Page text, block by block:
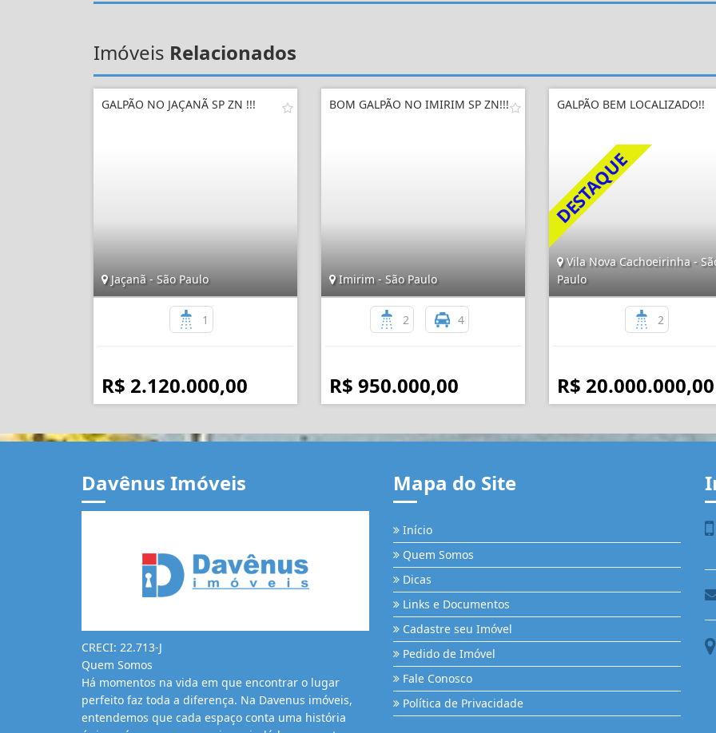
Imóveis Relacionados
GALPÃO NO JAÇANÃ SP ZN !!!
Jaçanã - São Paulo
1
R$ 2.120.000,00
BOM GALPÃO NO IMIRIM SP ZN!!!
Imirim - São Paulo
2 4
R$ 950.000,00
GALPÃO BEM LOCALIZADO!!
Vila Nova Cachoeirinha -
Paulo
2
R$ 20.000.000,00
Davênus Imóveis
CRECI: 22.713-J
Quem Somos
Há momentos na vida em que encontrar o lugar
perfeito faz toda a diferença. Na Davenus imóveis,
entendemos que cada espaço conta uma história
Mapa do Site
Início
Quem Somos
Dicas
Links e Documentos
Cadastre seu Imóvel
Pedido de Imóvel
Fale Conosco
Política de Privacidade